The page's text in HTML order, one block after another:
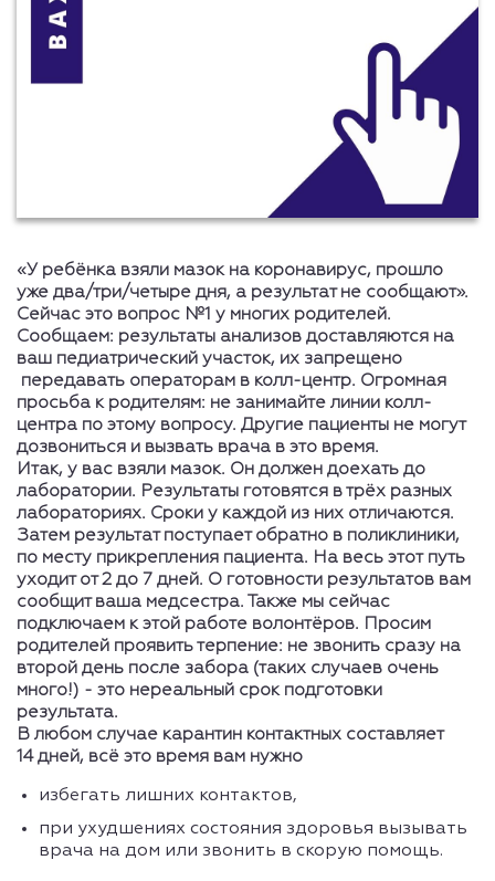
«У ребёнка взяли мазок на коронавирус, прошло
уже два/три/четыре дня, а результат не сообщают».
Сейчас это вопрос №1 у многих родителей.
Сообщаем: результаты анализов доставляются на
ваш педиатрический участок, их запрещено
передавать операторам в колл-центр. Огромная
просьба к родителям: не занимайте линии колл-
центра по этому вопросу. Другие пациенты не могут
дозвониться и вызвать врача в это время.
Итак, у вас взяли мазок. Он должен доехать до
лаборатории. Результаты готовятся в трёх разных
лабораториях. Сроки у каждой из них отличаются.
Затем результат поступает обратно в поликлиники,
по месту прикрепления пациента. На весь этот путь
уходит от 2 до 7 дней. О готовности результатов вам
сообщит ваша медсестра. Также мы сейчас
подключаем к этой работе волонтёров. Просим
родителей проявить терпение: не звонить сразу на
второй день после забора (таких случаев очень
много!) - это нереальный срок подготовки
результата.
В любом случае карантин контактных составляет
14 дней, всё это время вам нужно
избегать лишних контактов,
при ухудшениях состояния здоровья вызывать
врача на дом или звонить в скорую помощь.